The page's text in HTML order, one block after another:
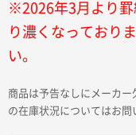
※2026年3月より罫
り濃くなっており
い。
商品は予告なしにメーカ
の在庫状況についてはお問